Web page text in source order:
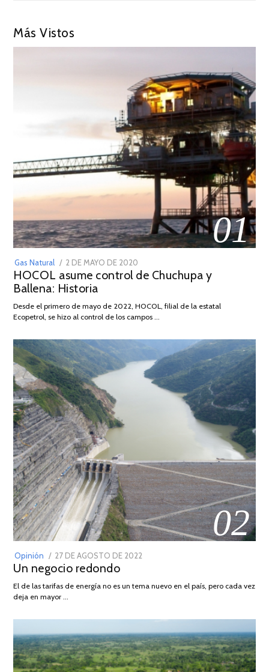
Más Vistos
01
Gas Natural
POSTED
ON
2 DE MAYO DE 2020
DE
2026
HOCOL asume control de Chuchupa y
Ballena: Historia
Desde el primero de mayo de 2022, HOCOL, filial de la estatal
Ecopetrol, se hizo al control de los campos …
02
Opinión
POSTED
ON
27 DE AGOSTO DE 2022
DE
Un negocio redondo
El de las tarifas de energía no es un tema nuevo en el país, pero cada vez
deja en mayor …